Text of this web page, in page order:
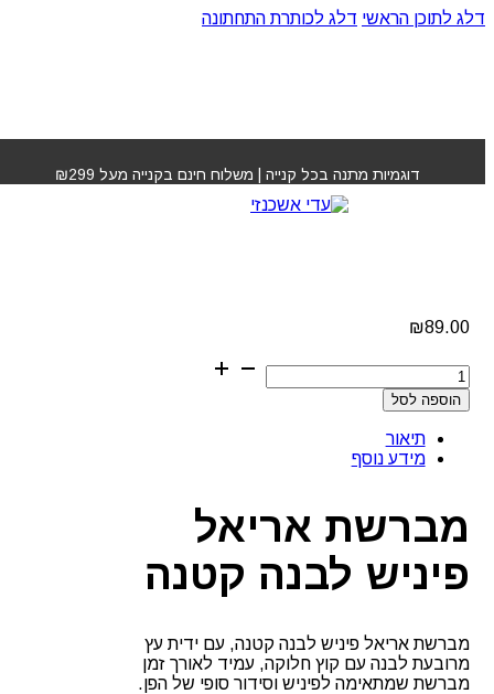
דלג לתוכן הראשי דלג לכותרת התחתונה
דוגמיות מתנה בכל קנייה | משלוח חינם בקנייה מעל ₪299
מברשת אריאל פיניש
₪89.00
כמות
של
מברשת
פיניש
לבנה
הוספה לסל
תיאור
מידע נוסף
מברשת אריאל
פיניש לבנה קטנה
מברשת אריאל פיניש לבנה קטנה, עם ידית עץ
מרובעת לבנה עם קוץ חלוקה, עמיד לאורך זמן
מברשת שמתאימה לפיניש וסידור סופי של הפן.